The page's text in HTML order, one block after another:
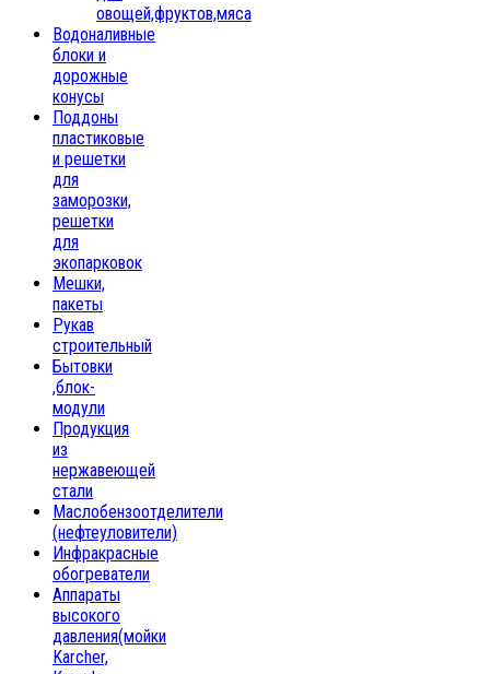
овощей,фруктов,мяса
Водоналивные
блоки и
дорожные
конусы
Поддоны
пластиковые
и решетки
для
заморозки,
решетки
для
экопарковок
Мешки,
пакеты
Рукав
строительный
Бытовки
,блок-
модули
Продукция
из
нержавеющей
стали
Маслобензоотделители
(нефтеуловители)
Инфракрасные
обогреватели
Аппараты
высокого
давления(мойки
Karcher,